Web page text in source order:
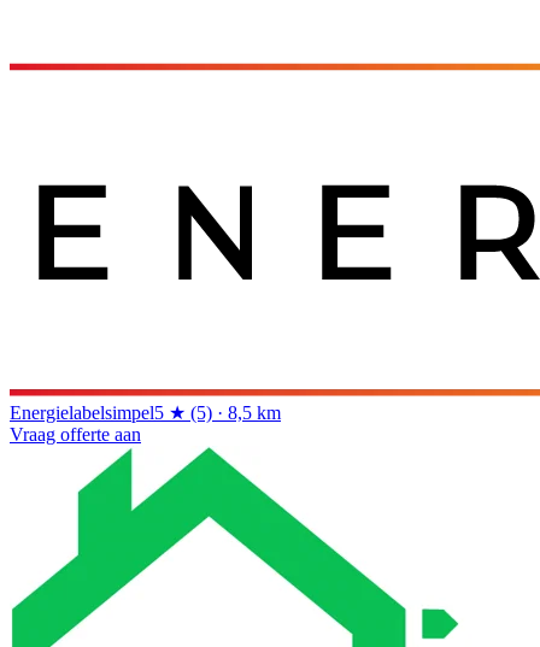
Energielabelsimpel5 ★ (5) · 8,5 km
Vraag offerte aan